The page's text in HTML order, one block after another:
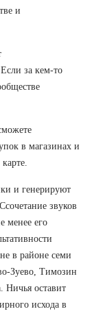
и
за кем-то
в магазинах и
и генерируют
звуков
менее его
в районе семи
Зуево, Tимозин
Ничья оставит
исхода в